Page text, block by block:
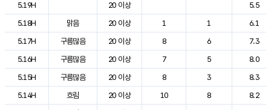
5.19H
20 이상
5.5
5.18H
맑음 20 이상 1 1
6.1
5.17H
구름많음 20 이상 8 6
7.3
5.16H
구름많음 20 이상 7 5
8.0
5.15H
구름많음 20 이상 8 3
8.3
5.14H
흐림 20 이상 10 8
8.2